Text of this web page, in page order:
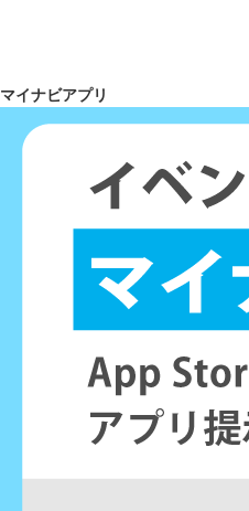
マイナビアプリ